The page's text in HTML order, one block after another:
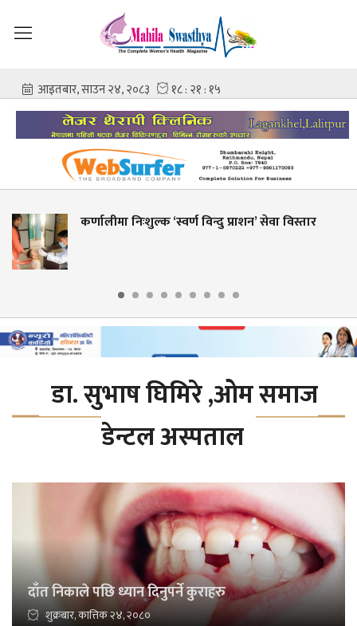
कर्णालीमा निःशुल्क ‘स्वर्ण विन्दु प्राशन’ सेवा विस्तार
डा. सुभाष घिमिरे ,ओम समाज
डेन्टल अस्पताल
दाँत निकाले पछि ध्यान दिनुपर्ने कुराहरु
शुक्रबार, कात्तिक २४, २०८०